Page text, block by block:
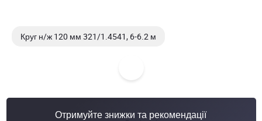
Круг н/ж 120 мм 321/1.4541, 6-6.2 м
Отримуйте знижки та рекомендації